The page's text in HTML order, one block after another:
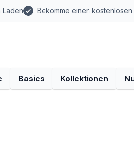
Laden Bekomme einen kostenlosen
Basics Kollektionen